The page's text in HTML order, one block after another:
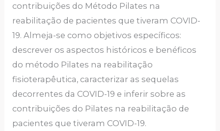
contribuições do Método Pilates na
reabilitação de pacientes que tiveram COVID-
19. Almeja-se como objetivos específicos:
descrever os aspectos históricos e benéficos
do método Pilates na reabilitação
fisioterapêutica, caracterizar as sequelas
decorrentes da COVID-19 e inferir sobre as
contribuições do Pilates na reabilitação de
pacientes que tiveram COVID-19.